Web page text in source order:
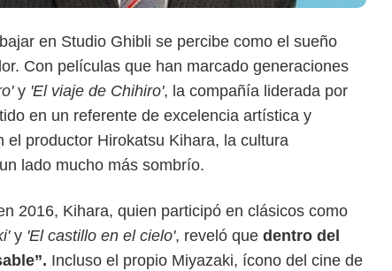
en Studio Ghibli se percibe como el sueño
Con películas que han marcado generaciones
y 'El viaje de Chihiro', la compañía liderada por
en un referente de excelencia artística y
el productor Hirokatsu Kihara, la cultura
lado mucho más sombrío.
2016, Kihara, quien participó en clásicos como
y 'El castillo en el cielo', reveló que dentro del
Incluso el propio Miyazaki, ícono del cine de
Google